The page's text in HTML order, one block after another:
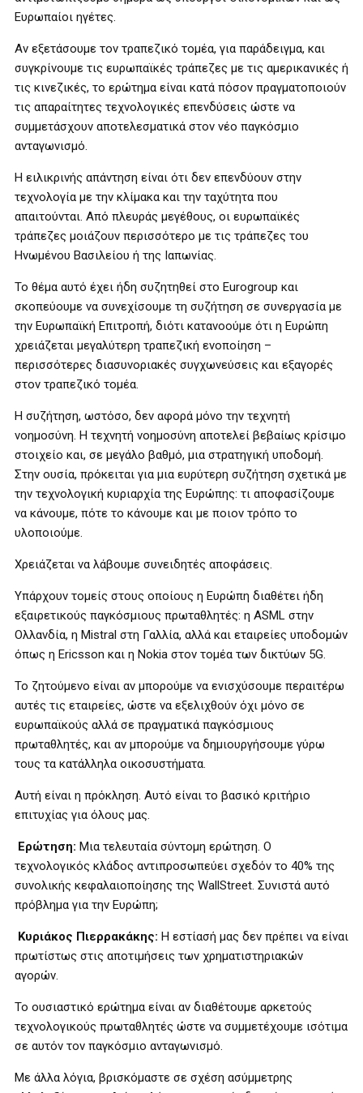
Ευρωπαίοι ηγέτες.
Αν εξετάσουμε τον τραπεζικό τομέα, για παράδειγμα, και
συγκρίνουμε τις ευρωπαϊκές τράπεζες με τις αμερικανικές ή
τις κινεζικές, το ερώτημα είναι κατά πόσον πραγματοποιούν
τις απαραίτητες τεχνολογικές επενδύσεις ώστε να
συμμετάσχουν αποτελεσματικά στον νέο παγκόσμιο
ανταγωνισμό.
Η ειλικρινής απάντηση είναι ότι δεν επενδύουν στην
τεχνολογία με την κλίμακα και την ταχύτητα που
απαιτούνται. Από πλευράς μεγέθους, οι ευρωπαϊκές
τράπεζες μοιάζουν περισσότερο με τις τράπεζες του
Ηνωμένου Βασιλείου ή της Ιαπωνίας.
Το θέμα αυτό έχει ήδη συζητηθεί στο Eurogroup και
σκοπεύουμε να συνεχίσουμε τη συζήτηση σε συνεργασία με
την Ευρωπαϊκή Επιτροπή, διότι κατανοούμε ότι η Ευρώπη
χρειάζεται μεγαλύτερη τραπεζική ενοποίηση –
περισσότερες διασυνοριακές συγχωνεύσεις και εξαγορές
στον τραπεζικό τομέα.
Η συζήτηση, ωστόσο, δεν αφορά μόνο την τεχνητή
νοημοσύνη. Η τεχνητή νοημοσύνη αποτελεί βεβαίως κρίσιμο
στοιχείο και, σε μεγάλο βαθμό, μια στρατηγική υποδομή.
Στην ουσία, πρόκειται για μια ευρύτερη συζήτηση σχετικά με
την τεχνολογική κυριαρχία της Ευρώπης: τι αποφασίζουμε
να κάνουμε, πότε το κάνουμε και με ποιον τρόπο το
υλοποιούμε.
Χρειάζεται να λάβουμε συνειδητές αποφάσεις.
Υπάρχουν τομείς στους οποίους η Ευρώπη διαθέτει ήδη
εξαιρετικούς παγκόσμιους πρωταθλητές: η ASML στην
Ολλανδία, η Mistral στη Γαλλία, αλλά και εταιρείες υποδομών
όπως η Ericsson και η Nokia στον τομέα των δικτύων 5G.
Το ζητούμενο είναι αν μπορούμε να ενισχύσουμε περαιτέρω
αυτές τις εταιρείες, ώστε να εξελιχθούν όχι μόνο σε
ευρωπαϊκούς αλλά σε πραγματικά παγκόσμιους
πρωταθλητές, και αν μπορούμε να δημιουργήσουμε γύρω
τους τα κατάλληλα οικοσυστήματα.
Αυτή είναι η πρόκληση. Αυτό είναι το βασικό κριτήριο
επιτυχίας για όλους μας.
Ερώτηση: Μια τελευταία σύντομη ερώτηση. Ο
τεχνολογικός κλάδος αντιπροσωπεύει σχεδόν το 40% της
συνολικής κεφαλαιοποίησης της WallStreet. Συνιστά αυτό
πρόβλημα για την Ευρώπη;
Κυριάκος Πιερρακάκης: Η εστίασή μας δεν πρέπει να είναι
πρωτίστως στις αποτιμήσεις των χρηματιστηριακών
αγορών.
Το ουσιαστικό ερώτημα είναι αν διαθέτουμε αρκετούς
τεχνολογικούς πρωταθλητές ώστε να συμμετέχουμε ισότιμα
σε αυτόν τον παγκόσμιο ανταγωνισμό.
Με άλλα λόγια, βρισκόμαστε σε σχέση ασύμμετρης